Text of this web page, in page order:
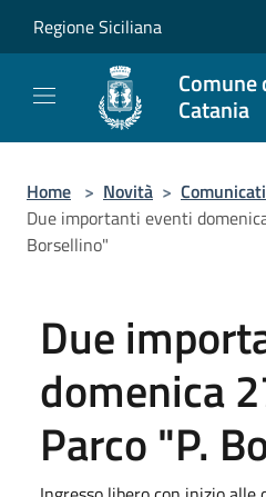
Regione Siciliana
Comune
Catania
Home > Novità > Comunicati
Due importanti eventi
Borsellino"
Due
domenica
Parco "P.